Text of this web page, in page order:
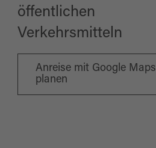
öffentlichen
Verkehrsmitteln
Anreise mit Google Maps
planen